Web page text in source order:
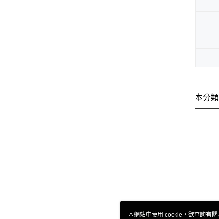
本分
本網站中使用 cookie，欲查詢有